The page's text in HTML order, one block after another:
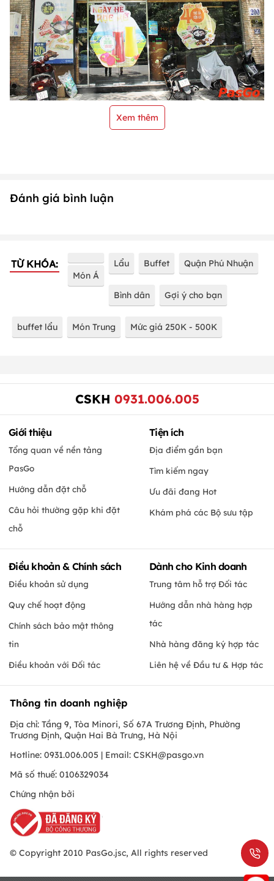
Xem thêm
Đánh giá bình luận
TỪ KHÓA:
Món Á
Lẩu Buffet Quận Phú Nhuận
Bình dân Gợi ý cho bạn
buffet lẩu Món Trung Mức giá 250K - 500K
CSKH 0931.006.005
Giới thiệu
Tổng quan về nền tảng
PasGo
Hướng dẫn đặt chỗ
Câu hỏi thường gặp khi đặt
chỗ
Tiện ích
Địa điểm gần bạn
Tìm kiếm ngay
Ưu đãi đang Hot
Khám phá các Bộ sưu tập
Điều khoản & Chính sách
Điều khoản sử dụng
Quy chế hoạt động
Chính sách bảo mật thông
tin
Điều khoản với Đối tác
Dành cho Kinh doanh
Trung tâm hỗ trợ Đối tác
Hướng dẫn nhà hàng hợp
tác
Nhà hàng đăng ký hợp tác
Liên hệ về Đầu tư & Hợp tác
Thông tin doanh nghiệp
Địa chỉ: Tầng 9, Tòa Minori, Số 67A Trương Định, Phường
Trương Định, Quận Hai Bà Trưng, Hà Nội
Hotline: 0931.006.005 | Email: CSKH@pasgo.vn
Mã số thuế: 0106329034
Chứng nhận bởi
© Copyright 2010 PasGo.jsc, All rights reserved